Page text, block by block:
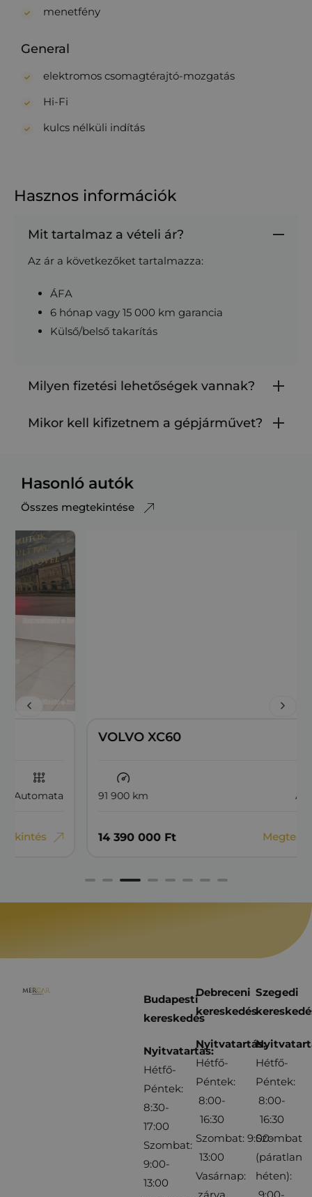
menetfény
General
elektromos csomagtérajtó-mozgatás
Hi-Fi
kulcs nélküli indítás
Hasznos információk
Mit tartalmaz a vételi ár?
Az ár a következőket tartalmazza:
ÁFA
6 hónap vagy 15 000 km garancia
Külső/belső takarítás
Milyen fizetési lehetőségek vannak?
Mikor kell kifizetnem a gépjárművet?
Hasonló autók
Összes megtekintése
VOLVO XC60
91 900 km
Ft
Budapesti
kereskedés
Nyitvatartás:
Hétfő-
Péntek:
8:30-
17:00
Szombat:
9:00-
13:00
Debreceni
kereskedés
Nyitvatartás:
Hétfő-
Péntek:
8:00-
16:30
Szombat: 9:00-
13:00
Vasárnap:
Szegedi
Hétfő-
Péntek:
8:00-
16:30
Szombat
(páratlan
héten):